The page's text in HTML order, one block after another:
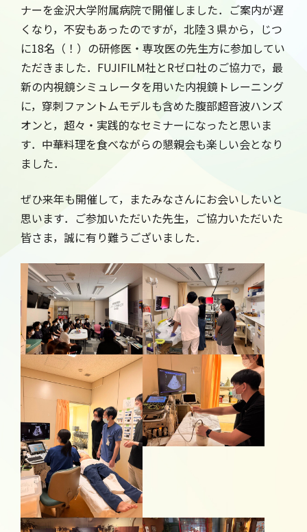
ナーを金沢大学附属病院で開催しました．ご案内が遅
くなり，不安もあったのですが，北陸３県から，じつ
に18名（！）の研修医・専攻医の先生方に参加してい
ただきました．FUJIFILM社とRゼロ社のご協力で，最
新の内視鏡シミュレータを用いた内視鏡トレーニング
に，穿刺ファントムモデルも含めた腹部超音波ハンズ
オンと，超々・実践的なセミナーになったと思いま
す．中華料理を食べながらの懇親会も楽しい会となり
ました．
ぜひ来年も開催して，またみなさんにお会いしたいと
思います．ご参加いただいた先生，ご協力いただいた
皆さま，誠に有り難うございました．